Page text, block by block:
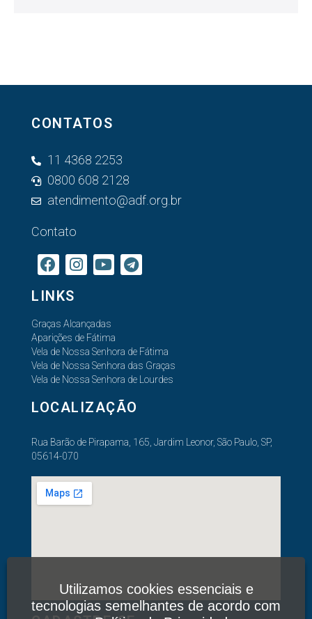
CONTATOS
11 4368 2253
0800 608 2128
atendimento@adf.org.br
Contato
LINKS
Graças Alcançadas
Aparições de Fátima
Vela de Nossa Senhora de Fátima
Vela de Nossa Senhora das Graças
Vela de Nossa Senhora de Lourdes
LOCALIZAÇÃO
Rua Barão de Pirapama, 165, Jardim Leonor, São Paulo, SP,
05614-070
Utilizamos cookies essenciais e
tecnologias semelhantes de acordo com